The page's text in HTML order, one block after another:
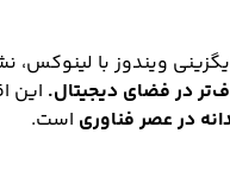
ویندوز با
در فضای دیجیتال. این
در عصر فناوری است.